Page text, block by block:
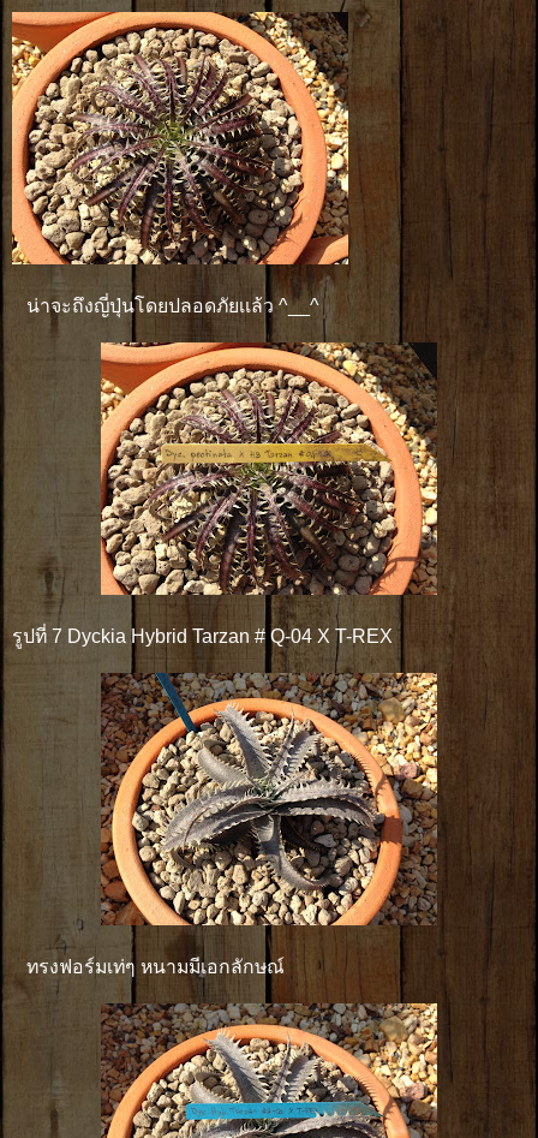
น่าจะถึงญี่ปุ่นโดยปลอดภัยเเล้ว ^__^
รูปที่ 7 Dyckia Hybrid Tarzan # Q-04 X T-REX
ทรงฟอร์มเท่ๆ หนามมีเอกลักษณ์